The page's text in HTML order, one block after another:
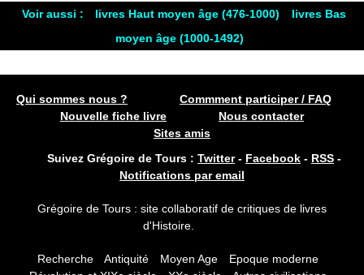
Voir aussi : livres Haut moyen âge (476-1000)
livres Bas
moyen âge (1000-1492)
Qui sommes nous ?
Commment participer / FAQ
Nouvelle fiche livre
Nous contacter
Sites amis
Suivez Grégoire de Tours : Twitter- Facebook - RSS -
Notifications par email
Grégoire de Tours : site collaboratif de critiques de livres
d'Histoire.
Recherche Antiquité Moyen Age
Epoque moderne